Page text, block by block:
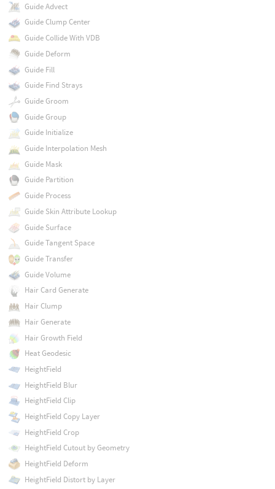
Guide Advect
Guide Clump Center
Guide Collide With VDB
Guide Deform
Guide Fill
Guide Find Strays
Guide Groom
Guide Group
Guide Initialize
Guide Interpolation Mesh
Guide Mask
Guide Partition
Guide Process
Guide Skin Attribute Lookup
Guide Surface
Guide Tangent Space
Guide Transfer
Guide Volume
Hair Card Generate
Hair Clump
Hair Generate
Hair Growth Field
Heat Geodesic
HeightField
HeightField Blur
HeightField Clip
HeightField Copy Layer
HeightField Crop
HeightField Cutout by Geometry
HeightField Deform
HeightField Distort by Layer